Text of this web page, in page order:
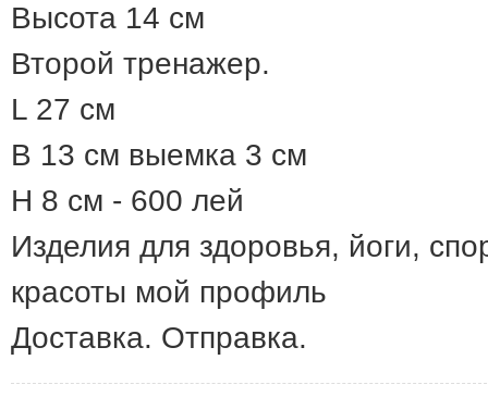
Высота 14 см
Второй тренажер.
L 27 см
B 13 см выемка 3 см
H 8 см - 600 лей
Изделия для здоровья, йоги,
красоты мой профиль
Доставка. Отправка.